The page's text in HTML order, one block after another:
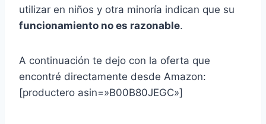
utilizar en niños y otra minoría indican que su
funcionamiento no es razonable.
A continuación te dejo con la oferta que
encontré directamente desde Amazon:
[productero asin=»B00B80JEGC»]